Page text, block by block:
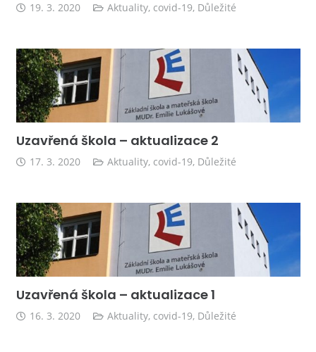
19. 3. 2020 Aktuality, covid-19, Důležité
Uzavřená škola – aktualizace 2
17. 3. 2020 Aktuality, covid-19, Důležité
Uzavřená škola – aktualizace 1
16. 3. 2020 Aktuality, covid-19, Důležité